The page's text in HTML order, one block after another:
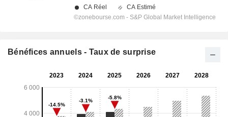
Bénéfices annuels - Taux de surprise